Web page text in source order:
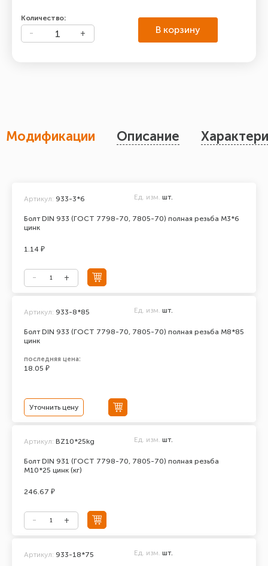
Количество:
В корзину
Модификации Описание
Болт DIN 933 (ГОСТ 7798-70, 7805-70) полная резьба М3*6
цинк
Артикул: 933-3*6 Ед. изм. шт.
1.14 ₽
Болт DIN 933 (ГОСТ 7798-70, 7805-70) полная резьба М8*85
цинк
Артикул: 933-8*85 Ед. изм. шт.
последняя цена:
18.05 ₽
Уточнить цену
Болт DIN 931 (ГОСТ 7798-70, 7805-70) полная резьба
М10*25 цинк (кг)
Артикул: BZ10*25kg Ед. изм. шт.
246.67 ₽
Артикул: 933-18*75 Ед. изм. шт.